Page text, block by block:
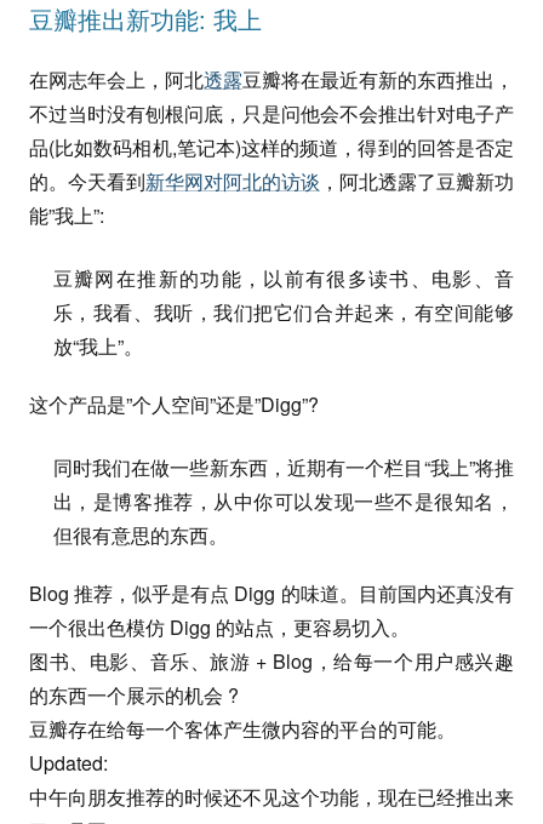
豆瓣推出新功能: 我上
在网志年会上，阿北透露豆瓣将在最近有新的东西推出，
不过当时没有刨根问底，只是问他会不会推出针对电子产
品(比如数码相机,笔记本)这样的频道，得到的回答是否定
的。今天看到新华网对阿北的访谈 ，阿北透露了豆瓣新功
能”我上”:
豆瓣网在推新的功能，以前有很多读书、电影、音
乐，我看、我听，我们把它们合并起来，有空间能够
放“我上”。
这个产品是”个人空间”还是”Digg”?
同时我们在做一些新东西，近期有一个栏目“我上”将推
出，是博客推荐，从中你可以发现一些不是很知名，
但很有意思的东西。
Blog 推荐，似乎是有点 Digg 的味道。目前国内还真没有
一个很出色模仿 Digg 的站点，更容易切入。
图书、电影、音乐、旅游 + Blog，给每一个用户感兴趣
的东西一个展示的机会 ?
豆瓣存在给每一个客体产生微内容的平台的可能。
Updated:
中午向朋友推荐的时候还不见这个功能，现在已经推出来